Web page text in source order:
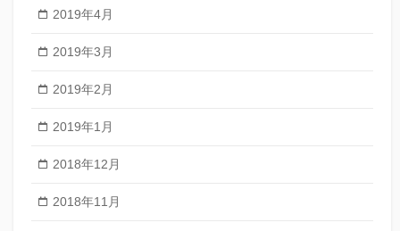
2019年4月
2019年3月
2019年2月
2019年1月
2018年12月
2018年11月